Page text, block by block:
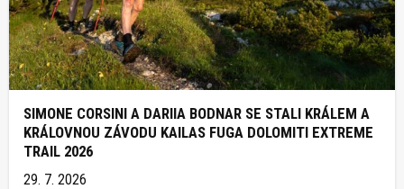
SIMONE CORSINI A DARIIA BODNAR SE STALI KRÁLEM A
KRÁLOVNOU ZÁVODU KAILAS FUGA DOLOMITI EXTREME
TRAIL 2026
29. 7. 2026